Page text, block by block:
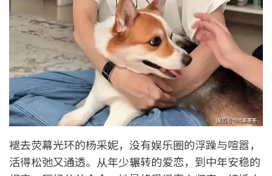
褪去荧幕光环的杨采妮，没有娱乐圈的浮躁与喧嚣，
活得松弛又通透。从年少辗转的爱恋，到中年安稳的